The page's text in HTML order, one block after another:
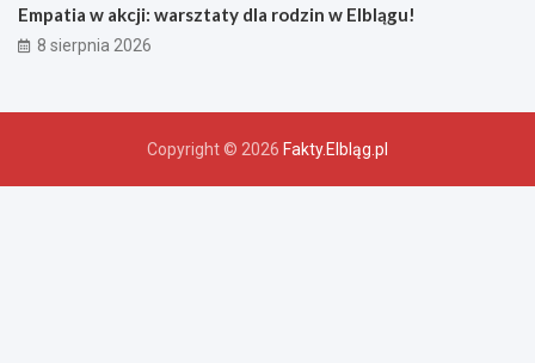
Empatia w akcji: warsztaty dla rodzin w Elblągu!
8 sierpnia 2026
Copyright © 2026 Fakty.Elbląg.pl